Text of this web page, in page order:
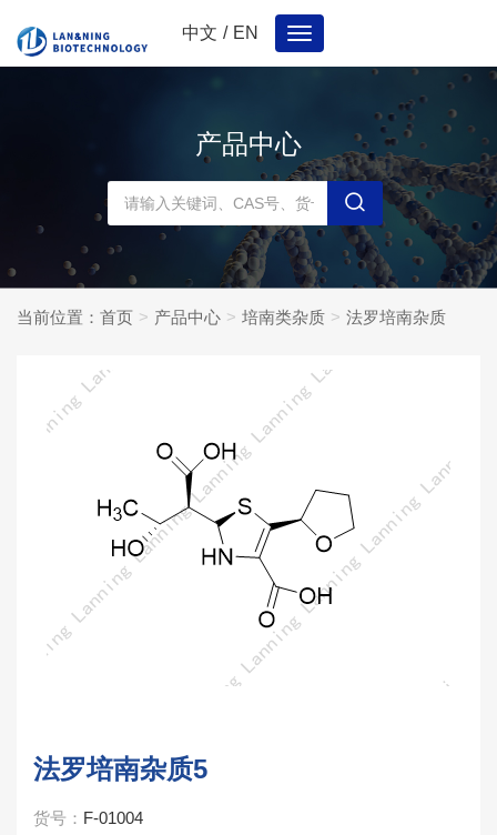
中文 / EN
Toggle
navigation
产品中心
当前位置： 首页 产品中心 培南类杂质 法罗培南杂质
法罗培南杂质5
货号： F-01004